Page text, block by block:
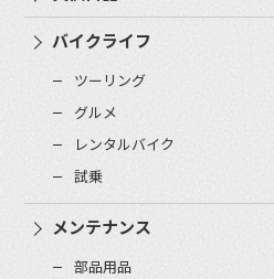
バイクライフ
ツーリング
グルメ
レンタルバイク
試乗
メンテナンス
部品用品